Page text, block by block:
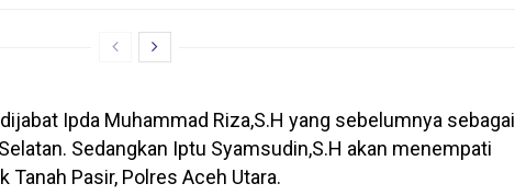
Ipda Muhammad Riza,S.H yang sebelumnya sebagai
Sedangkan Iptu Syamsudin,S.H akan menempati
Tanah Pasir, Polres Aceh Utara.